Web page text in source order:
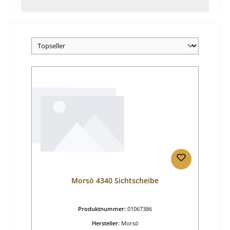
Morsö 4340 Sichtscheibe
Produktnummer: 01067386
Hersteller: Morsö